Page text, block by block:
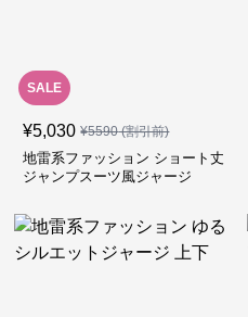
SALE
¥5,030 ¥5590(割引前)
地雷系ファッション ショート丈
ジャンプスーツ風ジャージ